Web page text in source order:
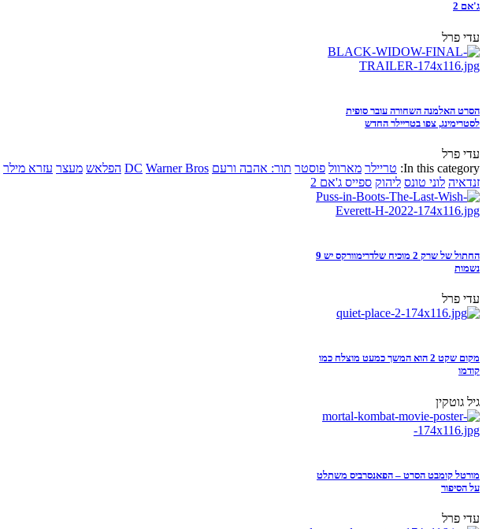
ג'אם 2
עדי פרל
הסרט האלמנה השחורה עובר סופית
לסטרימינג, צפו בטריילר החדש
עדי פרל
In this category: טריילר מארוול פוסטר תור: אהבה ורעם DC Warner Bros הפלאש מעצר עזרא מילר
זנדאיה לוני טונס ליהוק ספייס ג'אם 2
החתול של שרק 2 מוכיח שלדרימוורקס יש 9
נשמות
עדי פרל
מקום שקט 2 הוא המשך כמעט מוצלח כמו
קודמו
גיל גוטקין
מורטל קומבט הסרט – הפאנסרביס משתלט
על הסיפור
עדי פרל